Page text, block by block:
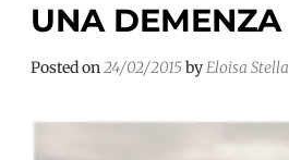
UNA DEMENZA
Posted on24/02/2015byEloisa Stella